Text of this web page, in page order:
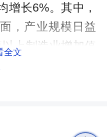
增长6%。其中，
，产业规模日益
上制造业增加值
全国平均水平4.5
全文